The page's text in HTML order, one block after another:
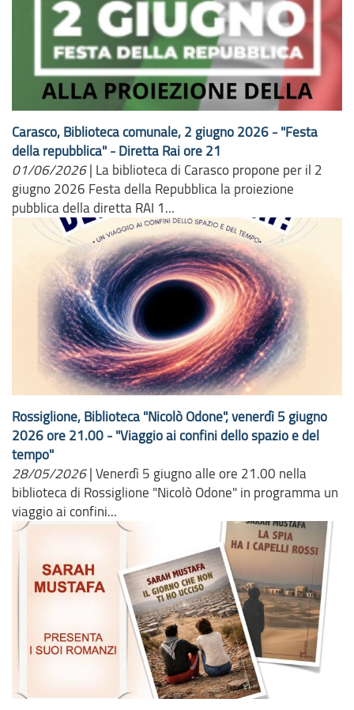
Carasco, Biblioteca comunale, 2 giugno 2026 - "Festa
della repubblica" - Diretta Rai ore 21
01/06/2026 | La biblioteca di Carasco propone per il 2
giugno 2026 Festa della Repubblica la proiezione
pubblica della diretta RAI 1...
Rossiglione, Biblioteca "Nicolò Odone", venerdì 5 giugno
2026 ore 21.00 - "Viaggio ai confini dello spazio e del
tempo"
28/05/2026 | Venerdì 5 giugno alle ore 21.00 nella
biblioteca di Rossiglione "Nicolò Odone" in programma un
viaggio ai confini...